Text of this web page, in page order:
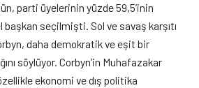
parti üyelerinin yüzde 59,5’inin
seçilmişti. Sol ve savaş karşıtı
daha demokratik ve eşit bir
söylüyor. Corbyn’in Muhafazakar
ekonomi ve dış politika